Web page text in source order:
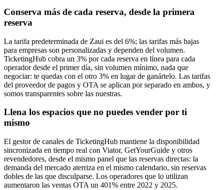
Conserva más de cada reserva, desde la primera
reserva
La tarifa predeterminada de Zaui es del 6%; las tarifas más bajas
para empresas son personalizadas y dependen del volumen.
TicketingHub cobra un 3% por cada reserva en línea para cada
operador desde el primer día, sin volumen mínimo, nada que
negociar: te quedas con el otro 3% en lugar de ganártelo. Las tarifas
del proveedor de pagos y OTA se aplican por separado en ambos, y
somos transparentes sobre las nuestras.
Llena los espacios que no puedes vender por ti
mismo
El gestor de canales de TicketingHub mantiene la disponibilidad
sincronizada en tiempo real con Viator, GetYourGuide y otros
revendedores, desde el mismo panel que las reservas directas: la
demanda del mercado aterriza en el mismo calendario, sin reservas
dobles de las que disculparse. Los operadores que lo utilizan
aumentaron las ventas OTA un 401% entre 2022 y 2025.